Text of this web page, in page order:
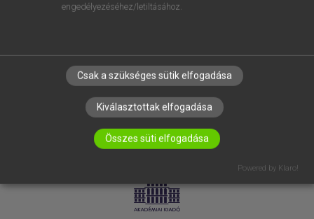
LICENCSZERZŐDÉS ADATVÉDELEM
engedélyezéséhez/letiltásához.
Csak a szükséges sütik elfogadása
Kiválasztottak elfogadása
Összes süti elfogadása
Powered by Klaro!